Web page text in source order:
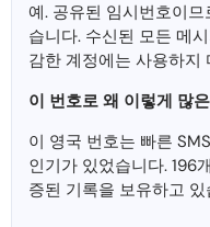
예. 공유된 임시번호이
습니다. 수신된 모든 메
감한 계정에는 사용하지
이 번호로 왜 이렇게 많
이 영국 번호는 빠른
인기가 있었습니다. 196
증된 기록을 보유하고 있